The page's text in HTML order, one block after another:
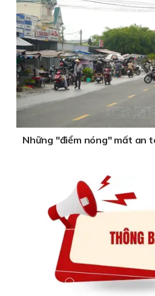
Những "điểm nóng" mất an